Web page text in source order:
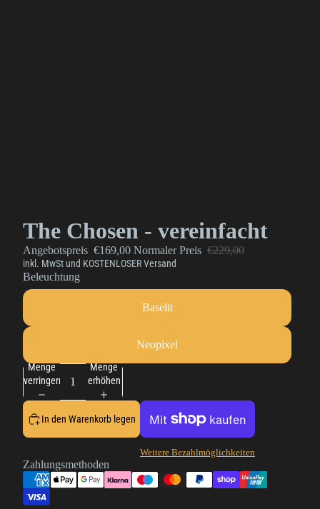
The Chosen - vereinfacht
Angebotspreis €169,00 Normaler Preis €229,00
inkl. MwSt und KOSTENLOSER Versand
Beleuchtung
Baselit
Neopixel
Menge
verringern
Menge
erhöhen
In den Warenkorb legen
Weitere Bezahlmöglichkeiten
Zahlungsmethoden